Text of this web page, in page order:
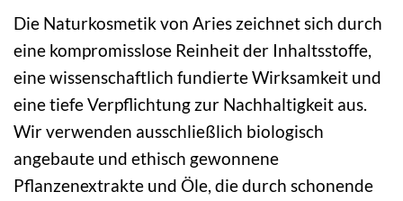
Die Naturkosmetik von Aries zeichnet sich durch
eine kompromisslose Reinheit der Inhaltsstoffe,
eine wissenschaftlich fundierte Wirksamkeit und
eine tiefe Verpflichtung zur Nachhaltigkeit aus.
Wir verwenden ausschließlich biologisch
angebaute und ethisch gewonnene
Pflanzenextrakte und Öle, die durch schonende